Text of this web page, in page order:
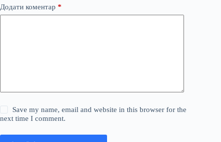
Додати коментар *
Save my name, email and website in this browser for the
next time I comment.